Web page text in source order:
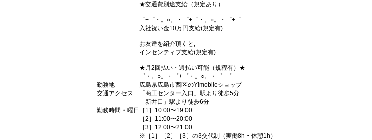
★交通費別途支給（規定あり）
゜+゜・。○。・゜+゜・。○。・゜+゜
入社祝い金10万円支給(規定有)
お友達を紹介頂くと,
インセンティブ支給(規定有)
★月2回払い・週払い可能（規程有）★
゜・。○。・゜+゜・。○。・゜+゜
勤務地
広島県広島市西区のY!mobileショップ
交通アクセス
「商工センター入口」駅より徒歩5分
「新井口」駅より徒歩6分
勤務時間・曜日
［1］10:00〜19:00
［2］11:00〜20:00
［3］12:00〜21:00
※［1］［2］［3］の3交代制（実働8h・休憩1h）